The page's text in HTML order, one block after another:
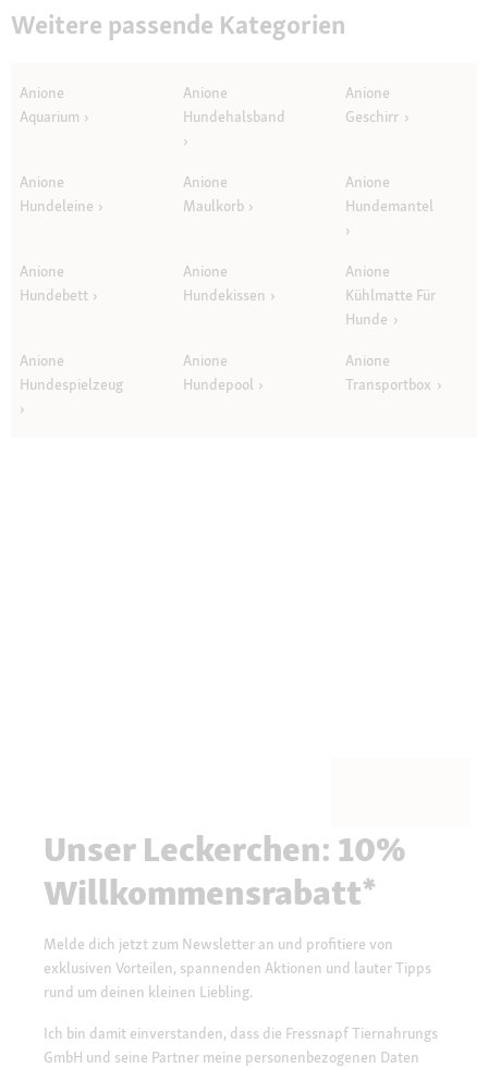
Weitere passende Kategorien
Anione
Aquarium
Anione
Hundehalsband
Anione
Geschirr
Anione
Hundeleine
Anione
Maulkorb
Anione
Hundemantel
Anione
Hundebett
Anione
Hundekissen
Anione
Kühlmatte Für
Hunde
Anione
Hundespielzeug
Anione
Hundepool
Anione
Transportbox
Unser Leckerchen: 10%
Willkommensrabatt*
Melde dich jetzt zum Newsletter an und profitiere von
exklusiven Vorteilen, spannenden Aktionen und lauter Tipps
rund um deinen kleinen Liebling.
Ich bin damit einverstanden, dass die Fressnapf Tiernahrungs
GmbH und seine Partner meine personenbezogenen Daten